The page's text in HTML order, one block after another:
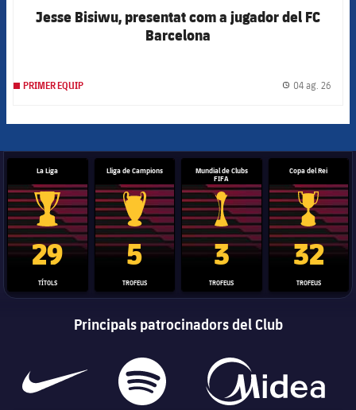
Jesse Bisiwu, presentat com a jugador del FC
Barcelona
PRIMER EQUIP 04 ag. 26
La Liga
Trofeu de la Liga
29
TÍTOLS
Lliga de Campions
Trofeu de la Lliga de Campions
5
TROFEUS
Mundial de Clubs
FIFA
Trofeu del Mundial de Clubs
3
TROFEUS
Copa del Rei
Copa del
32
TROFEUS
Principals patrocinadors del Club